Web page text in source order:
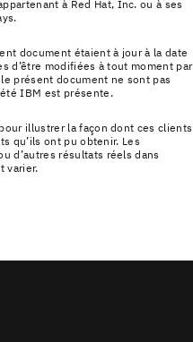
à Red Hat, Inc. ou à ses
document étaient à jour à la date
d’être modifiées à tout moment par
présent document ne sont pas
IBM est présente.
illustrer la façon dont ces clients
qu’ils ont pu obtenir. Les
d’autres résultats réels dans
varier.